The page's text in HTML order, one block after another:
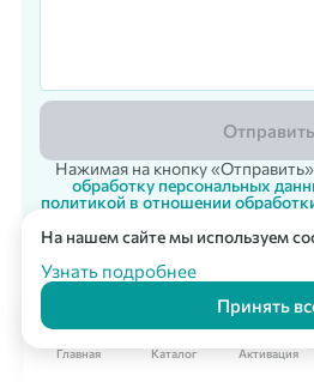
Корпоративный заказ
Главная Каталог Активация
Отправить
Нажимая на кнопку
обработку персональных
политикой в отношении
На нашем сайте мы используем
Узнать подробнее
Принять
© 2007 - 2026 «Vpodarok» Радость